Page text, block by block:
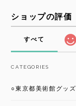
ショップの評価
すべて
CATEGORIES
○東京都美術館グッズ